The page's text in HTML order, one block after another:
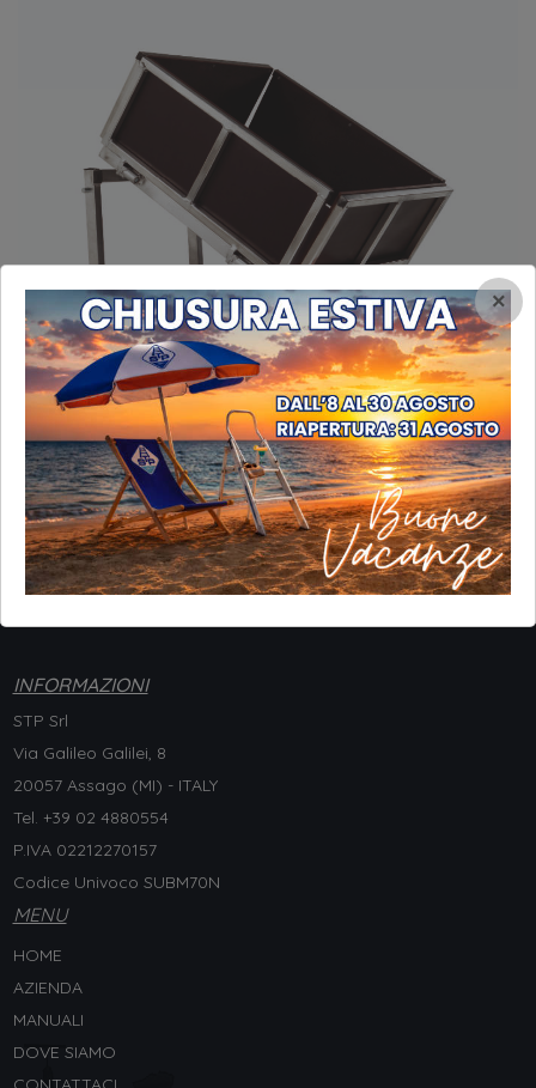
Piano inclinazione variabile in alluminio
Piano inclinazione variabile in alluminio
INFORMAZIONI
STP Srl
Via Galileo Galilei, 8
20057 Assago (MI) - ITALY
Tel. +39 02 4880554
P.IVA 02212270157
Codice Univoco SUBM70N
MENU
HOME
AZIENDA
MANUALI
DOVE SIAMO
×